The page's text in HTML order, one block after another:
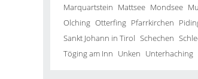
Marquartstein Mattsee Mondsee
Olching Otterfing Pfarrkirchen
Sankt Johann in Tirol Schechen
Töging am Inn Unken Unterhaching